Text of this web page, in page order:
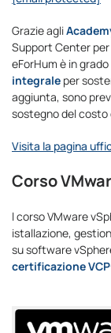
Grazie agli
Support Center
eForHum è in
integrale per
aggiunta, sono
sostegno del costo
Visita la pagina
Corso
l corso VMware
istallazione,
su software
certificazione